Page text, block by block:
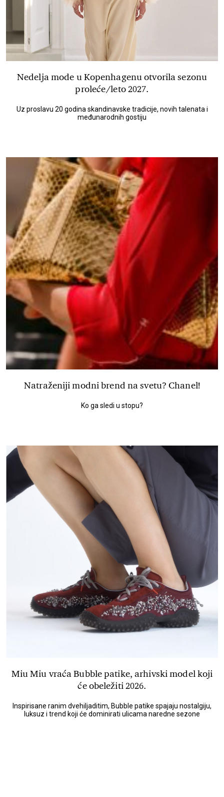
Nedelja mode u Kopenhagenu otvorila sezonu
proleće/leto 2027.
Uz proslavu 20 godina skandinavske tradicije, novih talenata i
međunarodnih gostiju
Natraženiji modni brend na svetu? Chanel!
Ko ga sledi u stopu?
Miu Miu vraća Bubble patike, arhivski model koji
će obeležiti 2026.
Inspirisane ranim dvehiljaditim, Bubble patike spajaju nostalgiju,
luksuz i trend koji će dominirati ulicama naredne sezone